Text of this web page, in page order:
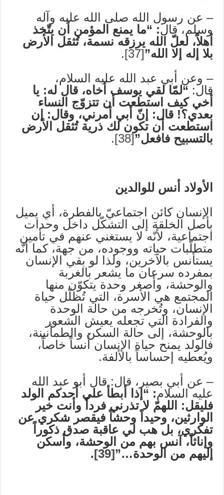
– عن رسول الله صلى الله عليه وآله
وسلم، قال: “ما يمنع المؤمن أن يتّخذ
أهلاً، لعلّ الله يرزقه نسمة، تُثقل الأرض
بلا إله إلا الله”[37]
.
– وعن أبي عبد الله عليه السلام،
قال: “لمّا لقي يوسف أخاه، قال له: يا
أخي كيف استطعت أن تتزوّج النساء
بعدي؟! قال: إنّ أبي أمرني، وقال: إن
استطعت أن تكون لك ذرية تُثقل الأرض
بالتسبيح فافعل”[38]
.
الأولاد أنس للوالدين
الإنسان كائن اجتماعيّ بالفطرة، أي يميل
بأصل الخلقة إلى التشكّل داخل وحدات
اجتماعية، لأنّه لا يستغني عنهم في تأمين
متطلّبات حياته ووجوده، من جهة، كما أنّه
يستأنس بالآخرين، ولذا لو بقي الإنسان
بمفرده سرعان ما يشعر بالغربة
والوحشة، وأصغر وحدة يتكوّن منها
المجتمع هي الأسرة، التي تُظلّل حياة
الإنسان، وتُخرجه من حالة الوحدة
والفرادة التي تجعله يعيش الشعور
بالوحشة، إلى حالة السكن والطمأنينة،
فالولد يمنح حياة الإنسان أُنساً خاصاً،
ويُعطيه إحساساً بالألفة.
– عن أبي بصير، قال: قال أبو عبد الله
عليه السلام: “إذا أبطأ علي أحدكم الولد
فليقل: اللهمّ لا تذرني فرداً وأنت خير
الوارثين، وحيداً وحشاً فيقصر شكري عن
تفكري، بل هب لي عاقبة صدق ذكوراً
وإناثاً، آنس بهم من الوحشة، وأسكن
إليهم من الوحدة…”[39]
.